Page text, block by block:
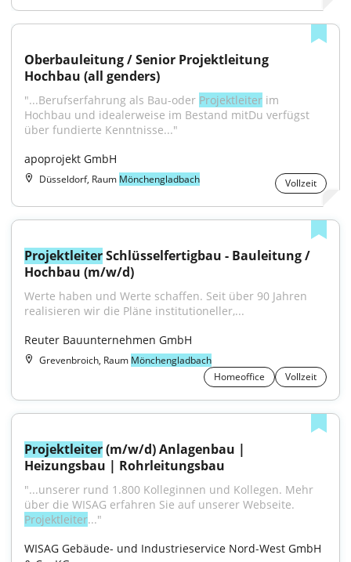
Oberbauleitung / Senior Projektleitung
Hochbau (all genders)
"...Berufserfahrung als Bau-oder Projektleiter im
Hochbau und idealerweise im Bestand mitDu verfügst
über fundierte Kenntnisse..."
apoprojekt GmbH
Düsseldorf, Raum Mönchengladbach Vollzeit
Projektleiter Schlüsselfertigbau - Bauleitung /
Hochbau (m/w/d)
Werte haben und Werte schaffen. Seit über 90 Jahren
realisieren wir die Pläne institutioneller,...
Reuter Bauunternehmen GmbH
Grevenbroich, Raum Mönchengladbach
Homeoffice
Vollzeit
Projektleiter (m/w/d) Anlagenbau |
Heizungsbau | Rohrleitungsbau
"...unserer rund 1.800 Kolleginnen und Kollegen. Mehr
Projektleiter..."
WISAG Gebäude- und Industrieservice Nord-West GmbH